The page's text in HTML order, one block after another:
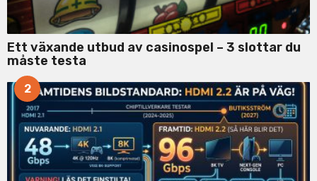
Ett växande utbud av casinospel – 3 slottar du
måste testa
2